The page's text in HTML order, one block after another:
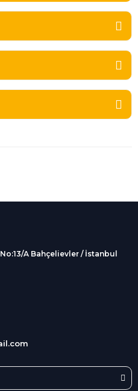
A Bahçelievler / İstanbul